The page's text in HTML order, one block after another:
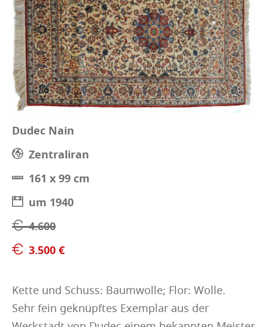
Dudec Nain
Zentraliran
161 x 99 cm
um 1940
4.600
3.500 €
Kette und Schuss: Baumwolle; Flor: Wolle.
Sehr fein geknüpftes Exemplar aus der